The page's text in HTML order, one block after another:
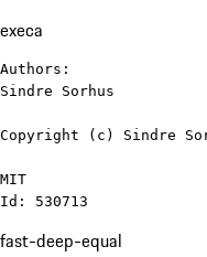
execa
Authors:
Sindre Sorhus
Copyright (c) Sindre
MIT
Id: 530713
fast-deep-equal